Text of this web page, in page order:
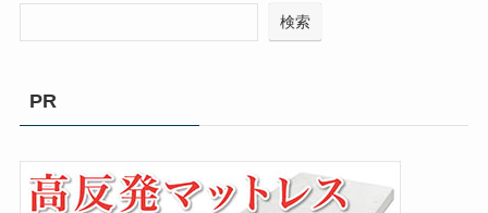
検索
PR